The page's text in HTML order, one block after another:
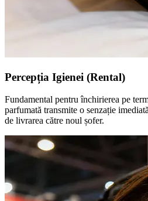
Percepția Igienei (Rental)
Fundamental pentru închirierea pe
parfumată transmite o senzație
de livrarea către noul șofer.